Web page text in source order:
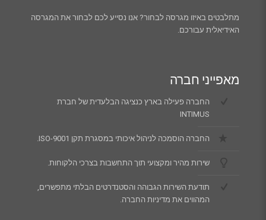
מתלבטים באיזו מגרסה לבחור? אנו נסייע לכם לבחור את המגרסה
האידיאלית עבורכם.
מאפייני חברה
החברה פעילה בארץ כנציגה הבלעדית של חברת
INTIMUS
החברה הוסמכה לניהול איכותי במסגרת תקן ISO-9001.
שירות מהיר ומקצועי תוך התחשבות בצרכי הלקוחות.
תודעת השירות הגבוהה והסטנדרטים הבלתי מתפשרים,
המהווים את מדיניות החברה.